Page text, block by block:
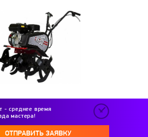
- среднее время
мастера!
ОТПРАВИТЬ ЗАЯВКУ